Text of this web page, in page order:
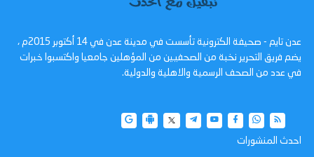
عدن تايم - صحيفة الكترونية تأسست في مدينة عدن في 14 أكتوبر 2015م ،
يضم فريق التحرير نخبة من الصحفيين من المؤهلين جامعيا واكتسبوا خبرات
في عدد من الصحف الرسمية والاهلية والدولية.
احدث المنشورات